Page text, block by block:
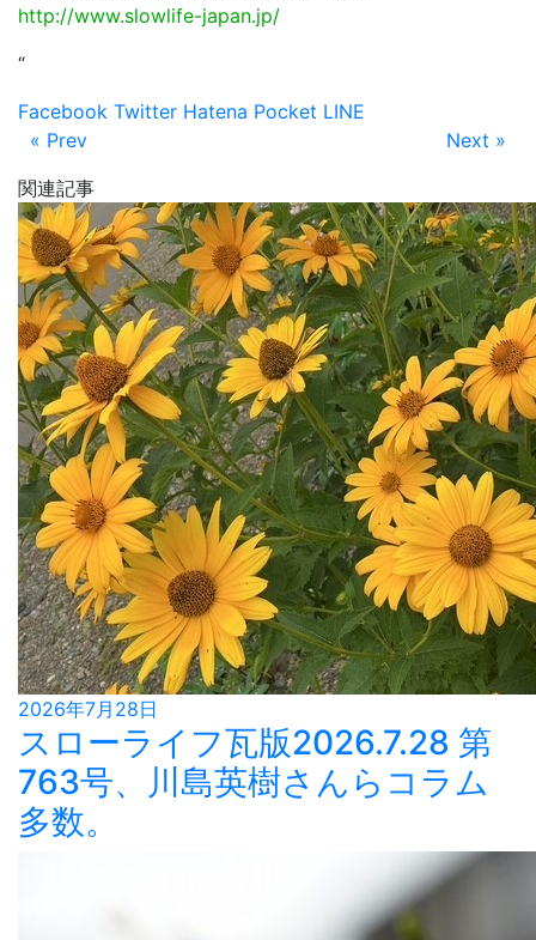
http://www.slowlife-japan.jp/
“
Facebook Twitter Hatena Pocket LINE
« Prev
Next »
関連記事
2026年7月28日
スローライフ瓦版2026.7.28 第
763号、川島英樹さんらコラム
多数。